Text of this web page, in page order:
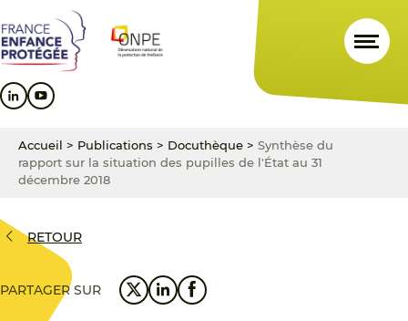
au
contenu
principal
au
menu
principal
au
pied
de
Accueil > Publications > Docuthèque > Synthèse du
rapport sur la situation des pupilles de l'État au 31
décembre 2018
RETOUR
PARTAGER SUR